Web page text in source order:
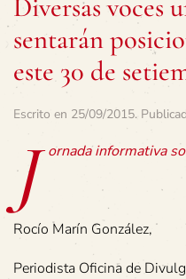
Diversas voces
sentarán
este 30 de
Escrito en 25/09/2015.
J ornada informativa
Rocío Marín González,
Periodista Oficina de